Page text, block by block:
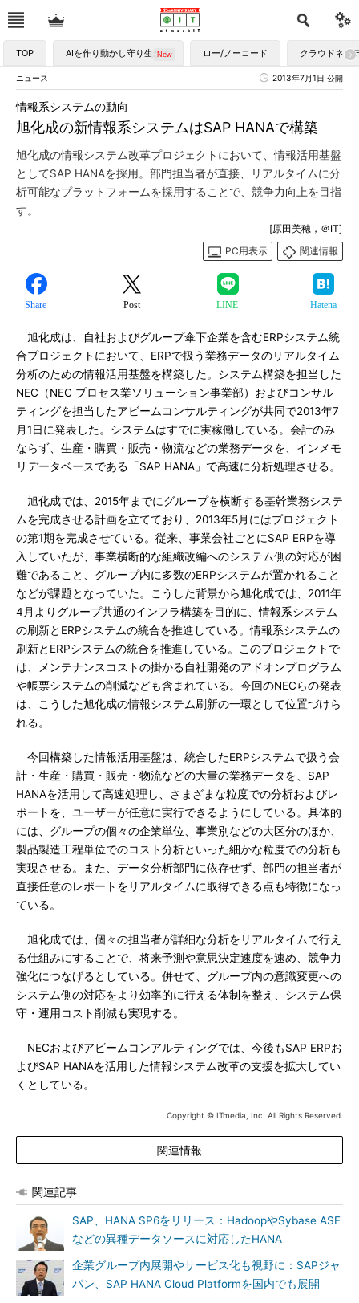
TOP AIを作り動かし守り生かす ロー/ノーコード クラウドネイ
ニュース 2013年7月1日 公開
旭化成の新情報系システムはSAP HANAで構築
情報系システムの動向
旭化成の情報システム改革プロジェクトにおいて、情報活用基盤
としてSAP HANAを採用。部門担当者が直接、リアルタイムに分
析可能なプラットフォームを採用することで、競争力向上を目指
す。
[原田美穂，＠IT]
PC用表示
関連情報
Share Post LINE Hatena
旭化成は、自社およびグループ傘下企業を含むERPシステム統
合プロジェクトにおいて、ERPで扱う業務データのリアルタイム
分析のための情報活用基盤を構築した。システム構築を担当した
NEC（NEC プロセス業ソリューション事業部）およびコンサル
ティングを担当したアビームコンサルティングが共同で2013年7
月1日に発表した。システムはすでに実稼働している。会計のみ
ならず、生産・購買・販売・物流などの業務データを、インメモ
リデータベースである「SAP HANA」で高速に分析処理させる。
旭化成では、2015年までにグループを横断する基幹業務システ
ムを完成させる計画を立てており、2013年5月にはプロジェクト
の第1期を完成させている。従来、事業会社ごとにSAP ERPを導
入していたが、事業横断的な組織改編へのシステム側の対応が困
難であること、グループ内に多数のERPシステムが置かれること
などが課題となっていた。こうした背景から旭化成では、2011年
4月よりグループ共通のインフラ構築を目的に、情報系システム
の刷新とERPシステムの統合を推進している。情報系システムの
刷新とERPシステムの統合を推進している。このプロジェクトで
は、メンテナンスコストの掛かる自社開発のアドオンプログラム
や帳票システムの削減なども含まれている。今回のNECらの発表
は、こうした旭化成の情報システム刷新の一環として位置づけら
れる。
今回構築した情報活用基盤は、統合したERPシステムで扱う会
計・生産・購買・販売・物流などの大量の業務データを、SAP
HANAを活用して高速処理し、さまざまな粒度での分析およびレ
ポートを、ユーザーが任意に実行できるようにしている。具体的
には、グループの個々の企業単位、事業別などの大区分のほか、
製品製造工程単位でのコスト分析といった細かな粒度での分析も
実現させる。また、データ分析部門に依存せず、部門の担当者が
直接任意のレポートをリアルタイムに取得できる点も特徴になっ
ている。
旭化成では、個々の担当者が詳細な分析をリアルタイムで行え
る仕組みにすることで、将来予測や意思決定速度を速め、競争力
強化につなげるとしている。併せて、グループ内の意識変更への
システム側の対応をより効率的に行える体制を整え、システム保
守・運用コスト削減も実現する。
NECおよびアビームコンアルティングでは、今後もSAP ERPお
よびSAP HANAを活用した情報システム改革の支援を拡大してい
くとしている。
Copyright © ITmedia, Inc. All Rights Reserved.
関連情報
関連記事
SAP、HANA SP6をリリース：HadoopやSybase ASE
などの異種データソースに対応したHANA
企業グループ内展開やサービス化も視野に：SAPジャ
パン、SAP HANA Cloud Platformを国内でも展開